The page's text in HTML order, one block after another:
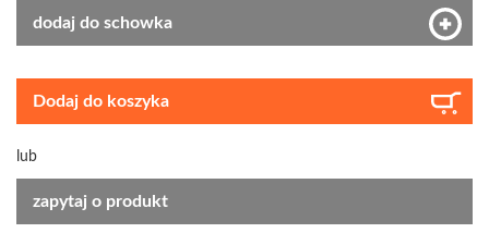
dodaj do schowka
Dodaj do koszyka
lub
zapytaj o produkt